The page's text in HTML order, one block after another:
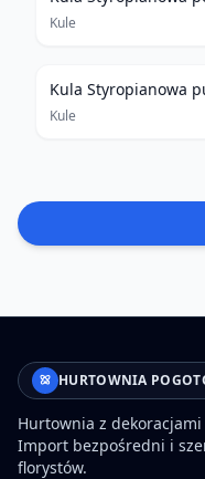
Kule
Kula Styropianowa
Kule
HURTOWNIA
Hurtownia z
Import bezpośredni i
florystów.